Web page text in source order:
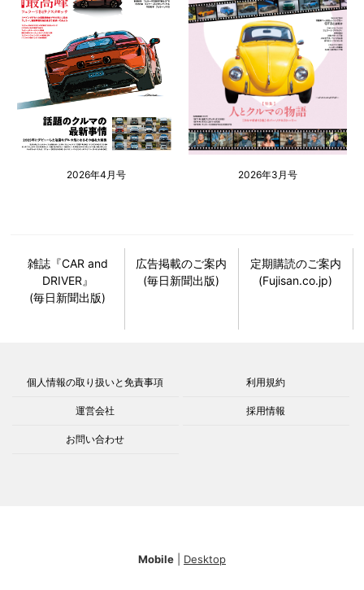
2026年4月号 2026年3月号
雑誌『CAR and
DRIVER』
(毎日新聞出版)
広告掲載のご案内
(毎日新聞出版)
定期購読のご案内
(Fujisan.co.jp)
個人情報の取り扱いと免責事項 利用規約
運営会社 採用情報
お問い合わせ
Mobile Desktop